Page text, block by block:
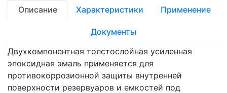
Описание
Характеристики Применение
Документы
Двухкомпонентная толстослойная усиленная
эпоксидная эмаль применяется для
противокоррозионной защиты внутренней
поверхности резервуаров и емкостей под